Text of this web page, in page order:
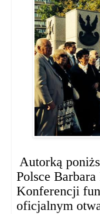
Autorką
Polsce
Konferencji
oficjalnym